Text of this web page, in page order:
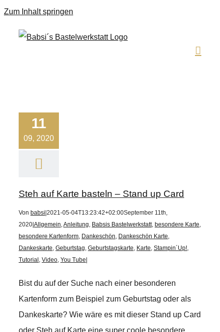
Zum Inhalt springen
11
09, 2020
Steh auf Karte basteln – Stand up Card
Von babsi 2021-05-04T13:23:42+02:00September 11th,
2020 Allgemein,Anleitung, Babsis Bastelwerkstatt, besondere Karte,
besondere Kartenform, Dankeschön, Dankeschön Karte,
Dankeskarte, Geburtstag, Geburtstagskarte, Karte, Stampin´Up!,
Tutorial , Video, You Tube
Bist du auf der Suche nach einer besonderen
Kartenform zum Beispiel zum Geburtstag oder als
Dankeskarte? Wie wäre es mit dieser Stand up Card
oder Steh auf Karte eine super coole besondere